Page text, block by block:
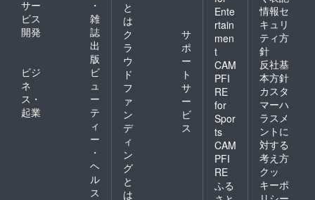
年2月開
催予定
オンラ
イン交
流会ご
招待
「今年
は漆を
掻かせ
てもら
うよ」
「よろ
しくお
願いし
ます」
という
感謝を
込めて
最初の
ひと搔
きを小
さく入
れま
時計
の中心
を年輪
の中心
に合わ
せ、イ
ンデッ
クスは
年輪の
形に合
わせて
し、レ
トロな
イメー
ジのあ
る数
サー
ビス
開発
・
雑
誌
出
版
ビジ
ネ
ス・
起業
ビ
ュ
ー
テ
ィ
ー
・
ヘ
ル
ス
と
は
ク
ラ
ウ
ド
フ
ァ
ン
デ
ィ
ン
グ
と
は
サ
ポ
ー
ト
サ
ー
ビ
ス
Ente
rtain
men
t
CAM
PFI
RE
for
Spor
ts
CAM
PFI
RE
ふる
情報セ
キュリ
ティ方
針
反社基
本方針
カスタ
マーハ
ラスメ
ントに
対する
考え方
クッ
キーポ